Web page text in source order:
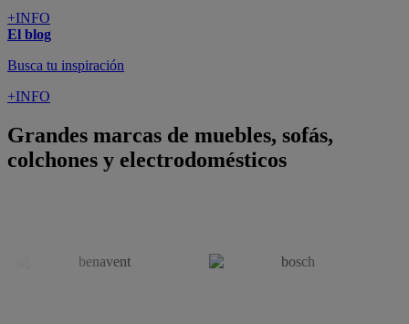
+INFO
El blog
Busca tu inspiración
+INFO
Grandes marcas de muebles, sofás,
colchones y electrodomésticos